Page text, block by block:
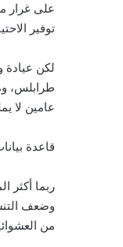
على غرار
توفير
لكن عيادة
طرابلس،
عامين لا
قاعدة
ربما أكثر
وضعف
من